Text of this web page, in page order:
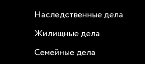
Наследственные дела
Жилищные дела
Семейные дела